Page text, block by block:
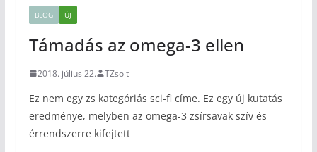
BLOG ÚJ
Támadás az omega-3 ellen
2018. július 22. TZsolt
Ez nem egy zs kategóriás sci-fi címe. Ez egy új kutatás
eredménye, melyben az omega-3 zsírsavak szív és
érrendszerre kifejtett